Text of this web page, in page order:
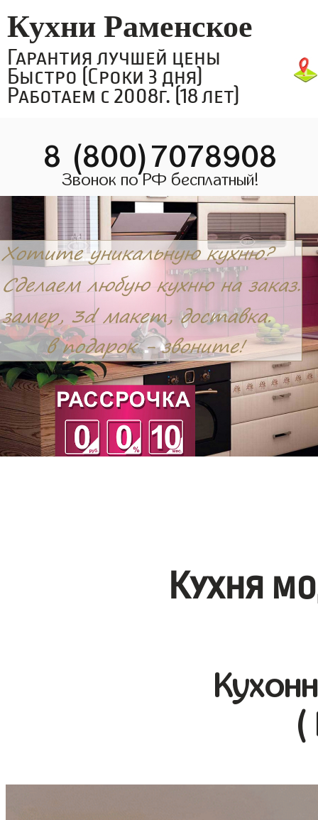
Кухни Раменское
Гарантия лучшей цены
Быстро (Сроки 3 дня)
Работаем с 2008г. (18 лет)
8 (800)7078908
Звонок по РФ бесплатный!
Кухня
(